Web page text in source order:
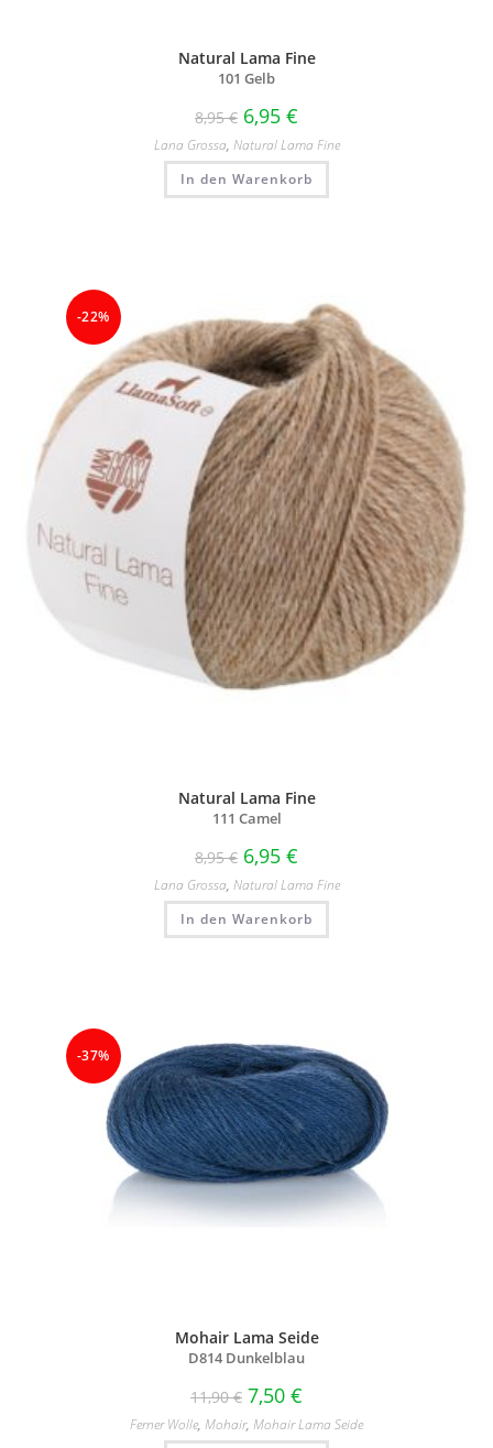
Natural Lama Fine
101 Gelb
8,95€ 6,95 €
Lana Grossa, Natural Lama Fine
In den Warenkorb
-22%
Natural Lama Fine
111 Camel
8,95€ 6,95 €
Lana Grossa, Natural Lama Fine
In den Warenkorb
-37%
Mohair Lama Seide
D814 Dunkelblau
11,90€ 7,50 €
Ferner Wolle, Mohair, Mohair Lama Seide